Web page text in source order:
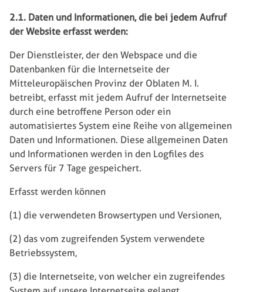
2.1. Daten und Informationen, die bei jedem Aufruf
der Website erfasst werden:
Der Dienstleister, der den Webspace und die
Datenbanken für die Internetseite der
Mitteleuropäischen Provinz der Oblaten M. I.
betreibt, erfasst mit jedem Aufruf der Internetseite
durch eine betroffene Person oder ein
automatisiertes System eine Reihe von allgemeinen
Daten und Informationen. Diese allgemeinen Daten
und Informationen werden in den Logfiles des
Servers für 7 Tage gespeichert.
Erfasst werden können
(1) die verwendeten Browsertypen und Versionen,
(2) das vom zugreifenden System verwendete
Betriebssystem,
(3) die Internetseite, von welcher ein zugreifendes